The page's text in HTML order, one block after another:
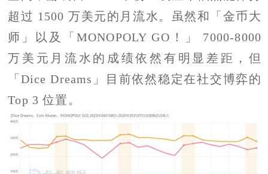
超过 1500 万美元的月流水。虽然和「金币大
师」以及「MONOPOLY GO！」 7000-8000
万美元月流水的成绩依然有明显差距，但
「Dice Dreams」目前依然稳定在社交博弈的
Top 3 位置。